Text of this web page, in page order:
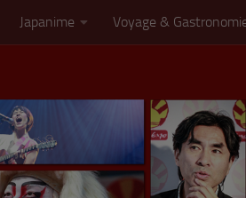
Japanime Voyage &